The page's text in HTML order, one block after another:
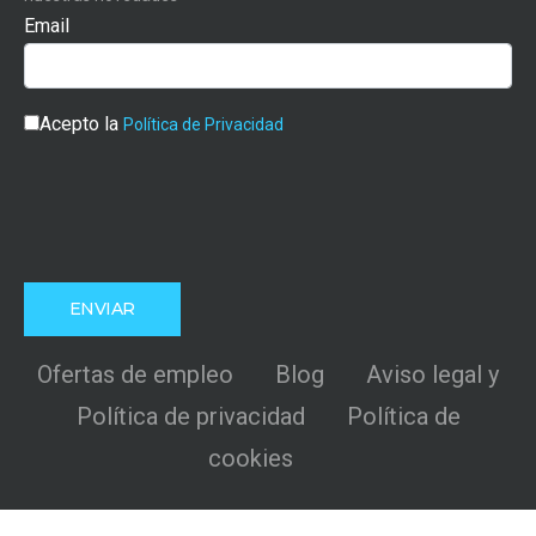
Email
Acepto la Política de Privacidad
Ofertas de empleo Blog
Aviso legal y
Política de privacidad
Política de
cookies